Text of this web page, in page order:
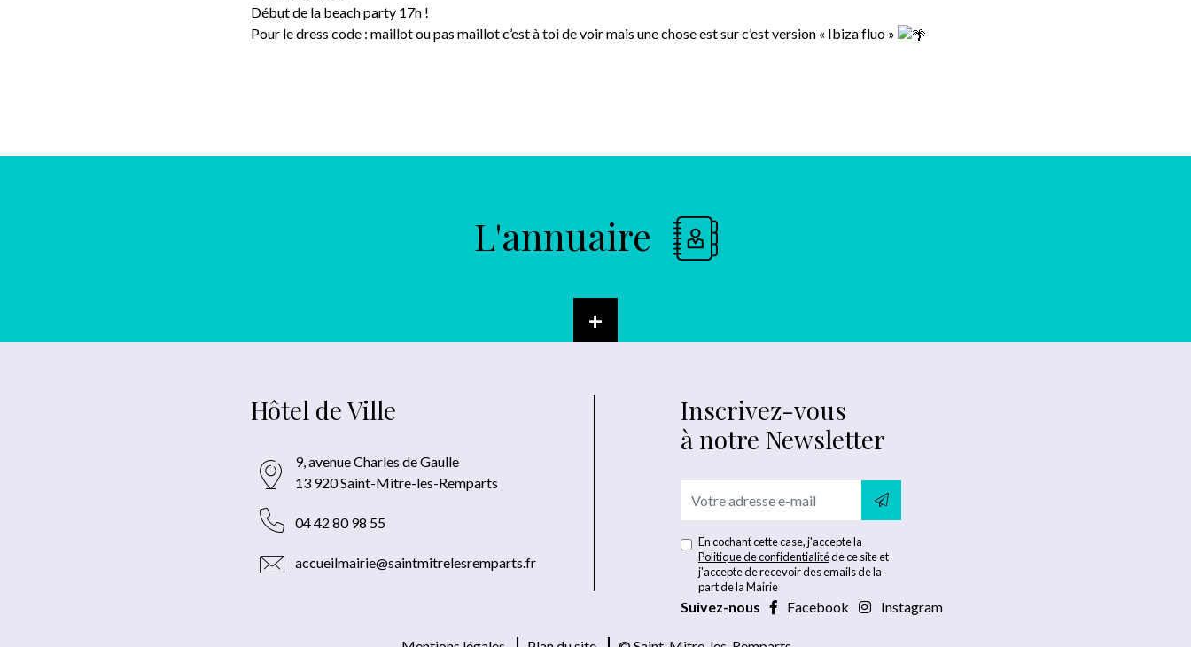
Début de la beach party 17h !
Pour le dress code : maillot ou pas maillot c’est à toi de voir mais une chose est sur c’est version « Ibiza fluo »
L'annuaire
+
Hôtel de Ville
9, avenue Charles de Gaulle
13 920 Saint-Mitre-les-Remparts
04 42 80 98 55
accueilmairie@saintmitrelesremparts.fr
Inscrivez-vous
à notre Newsletter
En cochant cette case, j'accepte la
Politique de confidentialitéde ce site et
j'accepte de recevoir des emails de la
part de la Mairie
Suivez-nous Facebook Instagram